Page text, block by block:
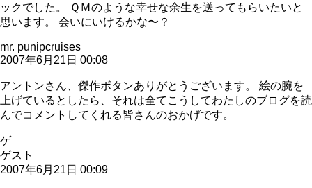
ックでした。 ＱＭのような幸せな余生を送ってもらいたいと
思います。 会いにいけるかな〜？
mr. punipcruises
2007年6月21日 00:08
アントンさん、傑作ボタンありがとうございます。 絵の腕を
上げているとしたら、それは全てこうしてわたしのブログを読
んでコメントしてくれる皆さんのおかげです。
ゲ
ゲスト
2007年6月21日 00:09